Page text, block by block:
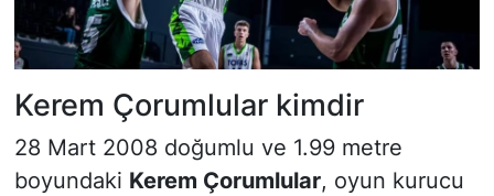
Kerem Çorumlular kimdir
28 Mart 2008 doğumlu ve 1.99 metre
boyundaki Kerem Çorumlular, oyun kurucu